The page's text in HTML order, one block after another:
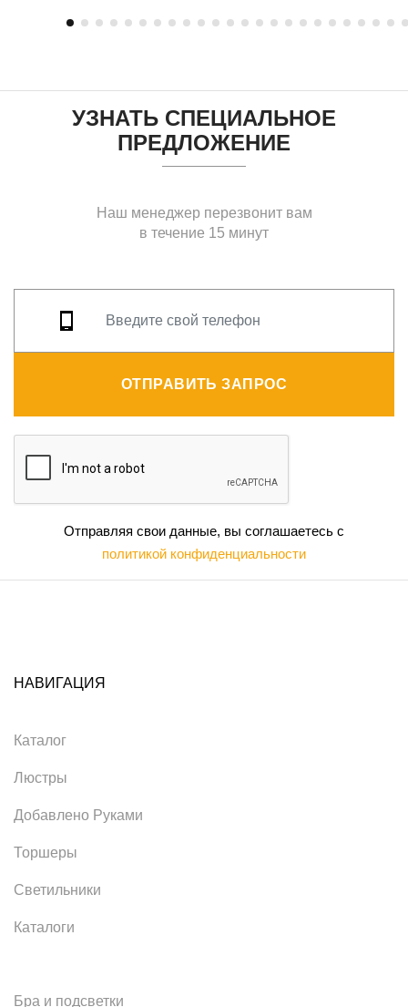
УЗНАТЬ СПЕЦИАЛЬНОЕ
ПРЕДЛОЖЕНИЕ
Наш менеджер перезвонит вам
в течение 15 минут
ОТПРАВИТЬ ЗАПРОС
Отправляя свои данные, вы соглашаетесь с
политикой конфиденциальности
НАВИГАЦИЯ
Каталог
Люстры
Добавлено Руками
Торшеры
Светильники
Каталоги
Бра и подсветки